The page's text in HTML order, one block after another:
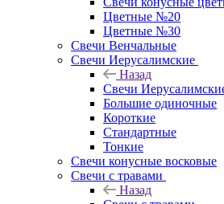
Цветные №20
Цветные №30
Свечи Венчальные
Свечи Иерусалимские
Назад
Свечи
Большие одиночные
Короткие
Стандартные
Тонкие
Свечи конусные восковые
Свечи с травами
Назад